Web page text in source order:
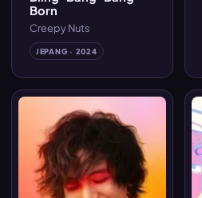
Born
Creepy Nuts
JEPANG · 2024